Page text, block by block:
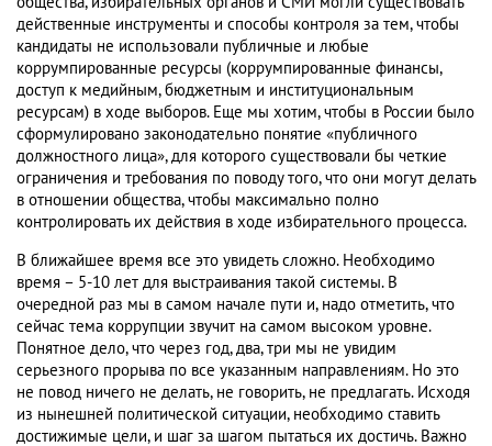
действенные инструменты и способы контроля за тем, чтобы
кандидаты не использовали публичные и любые
коррумпированные ресурсы (коррумпированные финансы,
доступ к медийным, бюджетным и институциональным
ресурсам) в ходе выборов. Еще мы хотим, чтобы в России было
сформулировано законодательно понятие «публичного
должностного лица», для которого существовали бы четкие
ограничения и требования по поводу того, что они могут делать
в отношении общества, чтобы максимально полно
контролировать их действия в ходе избирательного процесса.
В ближайшее время все это увидеть сложно. Необходимо
время – 5-10 лет для выстраивания такой системы. В
очередной раз мы в самом начале пути и, надо отметить, что
сейчас тема коррупции звучит на самом высоком уровне.
Понятное дело, что через год, два, три мы не увидим
серьезного прорыва по все указанным направлениям. Но это
не повод ничего не делать, не говорить, не предлагать. Исходя
из нынешней политической ситуации, необходимо ставить
достижимые цели, и шаг за шагом пытаться их достичь. Важно